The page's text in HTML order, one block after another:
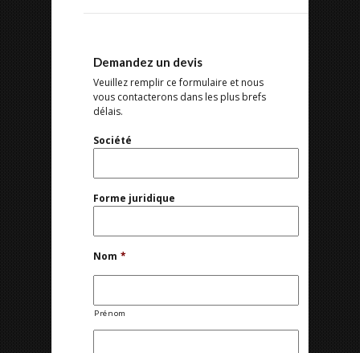
Demandez un devis
Veuillez remplir ce formulaire et nous
vous contacterons dans les plus brefs
délais.
Société
Forme juridique
Nom *
Prénom